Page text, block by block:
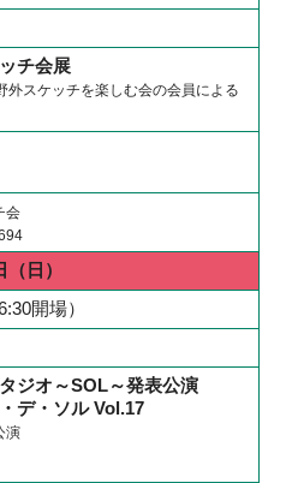
チ会展
外スケッチを楽しむ会の会員による
会
（日）
開場）
ジオ～SOL～発表公演
デ・ソル Vol.17
演